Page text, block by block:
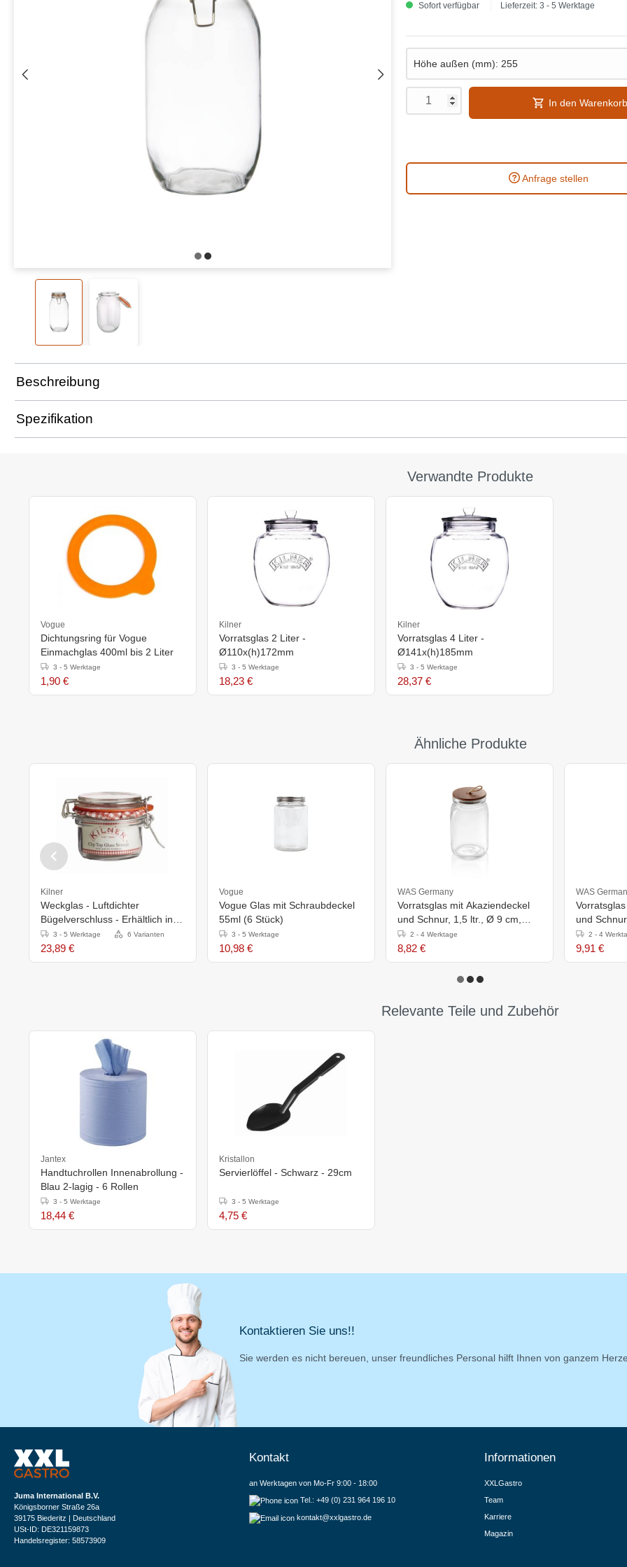
Sofort verfügbar Lieferzeit: 3 - 5 Werktage
In den Warenkorb
Anfrage stellen
Beschreibung
Spezifikation
Verwandte Produkte
Vogue
Dichtungsring für Vogue
Einmachglas 400ml bis 2 Liter
3 - 5 Werktage
1,90 €
Kilner
Vorratsglas 2 Liter -
Ø110x(h)172mm
3 - 5 Werktage
18,23 €
Kilner
Vorratsglas 4 Liter -
Ø141x(h)185mm
3 - 5 Werktage
28,37 €
Ähnliche Produkte
Kilner
Weckglas - Luftdichter
Bügelverschluss - Erhältlich in 3
Größen
3 - 5 Werktage 6 Varianten
23,89 €
Vogue
Vogue Glas mit Schraubdeckel
55ml (6 Stück)
3 - 5 Werktage
10,98 €
WAS Germany
Vorratsglas mit Akaziendeckel
und Schnur, 1,5 ltr., Ø 9 cm,
Höhe 19,5 cm, Glas,
Akazienholz
2 - 4 Werktage
8,82 €
WAS
und
26 cm,
2 - 4
9,91 €
Relevante Teile und Zubehör
Jantex
Handtuchrollen Innenabrollung -
Blau 2-lagig - 6 Rollen
3 - 5 Werktage
18,44 €
Kristallon
Servierlöffel - Schwarz - 29cm
3 - 5 Werktage
4,75 €
Kontaktieren Sie uns!!
Sie werden es nicht bereuen, unser freundliches Personal hilft Ihnen von ganzem
Juma International B.V.
Königsborner Straße 26a
39175 Biederitz | Deutschland
USt-ID: DE321159873
Handelsregister: 58573909
Kontakt
an Werktagen von Mo-Fr 9:00 - 18:00
Tel.: +49 (0) 231 964 196 10
kontakt@xxlgastro.de
Informationen
XXLGastro
Team
Karriere
Magazin